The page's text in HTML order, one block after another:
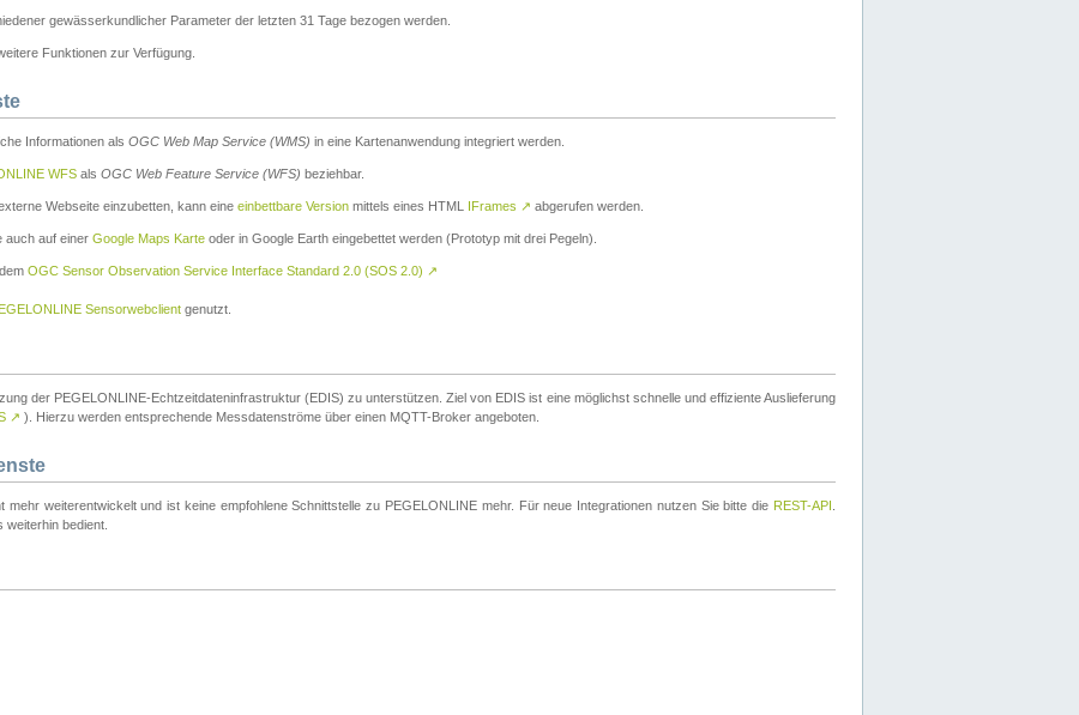
gewässerkundlicher Parameter der letzten 31 Tage bezogen werden.
Funktionen zur Verfügung.
Informationen als OGC Web Map Service (WMS) in eine Kartenanwendung integriert werden.
WFS als OGC Web Feature Service (WFS) beziehbar.
Webseite einzubetten, kann eine einbettbare Version mittels eines HTML IFrames ↗ abgerufen werden.
auch auf einer Google Maps Karte oder in Google Earth eingebettet werden (Prototyp mit drei Pegeln).
OGC Sensor Observation Service Interface Standard 2.0 (SOS 2.0) ↗
Sensorwebclient genutzt.
der PEGELONLINE-Echtzeitdateninfrastruktur (EDIS) zu unterstützen. Ziel von EDIS ist eine möglichst schnelle und effiziente Auslieferung
↗ ). Hierzu werden entsprechende Messdatenströme über einen MQTT-Broker angeboten.
mehr weiterentwickelt und ist keine empfohlene Schnittstelle zu PEGELONLINE mehr. Für neue Integrationen nutzen Sie bitte die REST-API
bedient.